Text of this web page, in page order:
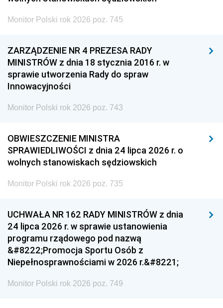
Monitor Polski rok 2026 poz. 745
ZARZĄDZENIE NR 4 PREZESA RADY
MINISTRÓW z dnia 18 stycznia 2016 r. w
sprawie utworzenia Rady do spraw
Innowacyjności
Monitor Polski rok 2026 poz. 743
OBWIESZCZENIE MINISTRA
SPRAWIEDLIWOŚCI z dnia 24 lipca 2026 r. o
wolnych stanowiskach sędziowskich
Monitor Polski rok 2026 poz. 735
UCHWAŁA NR 162 RADY MINISTRÓW z dnia
24 lipca 2026 r. w sprawie ustanowienia
programu rządowego pod nazwą
&#8222;Promocja Sportu Osób z
Niepełnosprawnościami w 2026 r.&#8221;
Monitor Polski rok 2026 poz. 749